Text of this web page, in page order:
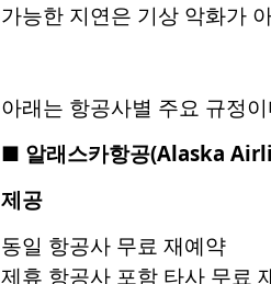
가능한 지연은 기상 악화가
아래는 항공사별 주요 규정
■ 알래스카항공(Alaska
제공
동일 항공사 무료 재예약
제휴 항공사 포함 타사 무료